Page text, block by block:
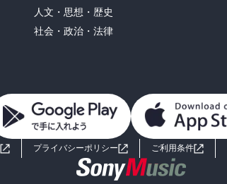
人文・思想・歴史
社会・政治・法律
プライバシーポリシー ご利用条件